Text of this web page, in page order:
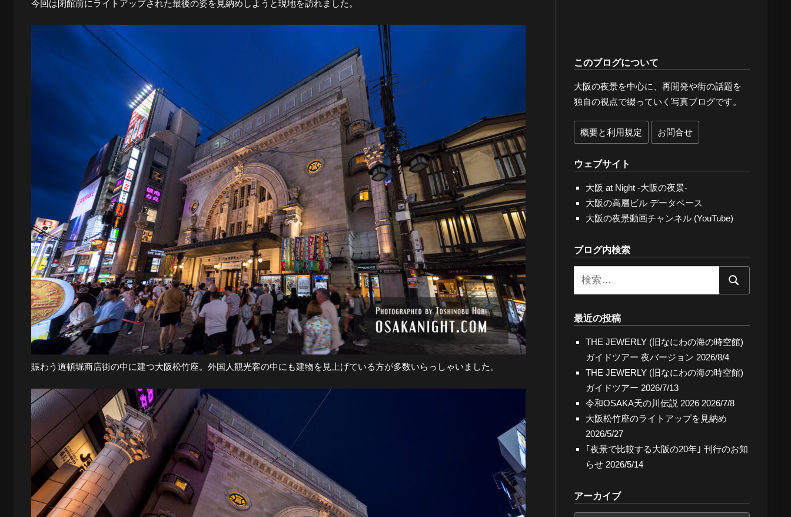
ロ
-
大
阪
の
夜
景
と
都
市
今回は閉館前にライトアップされた最後の姿を見納めしようと現地を訪れました。
賑わう道頓堀商店街の中に建つ大阪松竹座。外国人観光客の中にも建物を見上げている方が多数いらっしゃいました。
このブログについて
大阪の夜景を中心に、再開発や街の話題を
独自の視点で綴っていく写真ブログです。
概要と利用規定 お問合せ
ウェブサイト
大阪 at Night -大阪の夜景-
大阪の高層ビル データベース
大阪の夜景動画チャンネル (YouTube)
ブログ内検索
検
最近の投稿
THE JEWERLY (旧なにわの海の時空館)
ガイドツアー 夜バージョン 2026/8/4
THE JEWERLY (旧なにわの海の時空館)
ガイドツアー 2026/7/13
令和OSAKA天の川伝説 2026 2026/7/8
大阪松竹座のライトアップを見納め
2026/5/27
｢夜景で比較する大阪の20年｣ 刊行のお知
らせ 2026/5/14
アーカイブ